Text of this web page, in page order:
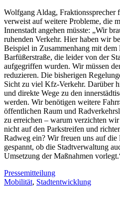
Wolfgang Aldag,
verweist auf weitere Probleme, die
Innenstadt angehen müsste: „Wir
ruhenden Verkehr. Hier haben wir
Beispiel in Zusammenhang mit dem
Barfüßerstraße, die leider von der
aufgegriffen wurden. Wir müssen
reduzieren. Die bisherigen
Sicht zu viel Kfz-Verkehr. Darüber
und direkte Wege zu den
werden. Wir benötigen weitere
öffentlichen Raum und
zu erreichen – warum verzichten
nicht auf den Parkstreifen und
Radweg ein? Wir freuen uns auf
gespannt, ob die Stadtverwaltung
Umsetzung der Maßnahmen
Pressemitteilung
Mobilität, Stadtentwicklung